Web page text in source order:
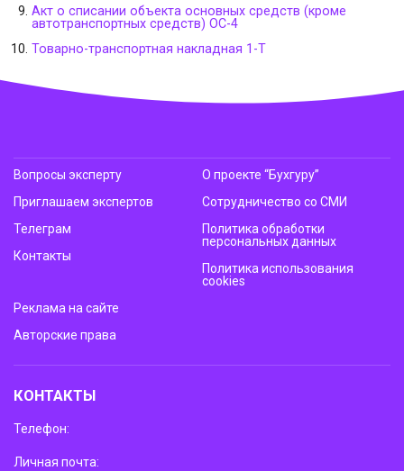
Акт о списании объекта основных средств (кроме
автотранспортных средств) ОС-4
Товарно-транспортная накладная 1-Т
Вопросы эксперту
Приглашаем экспертов
Телеграм
Контакты
О проекте “Бухгуру”
Сотрудничество со СМИ
Политика обработки
персональных данных
Политика использования
cookies
Реклама на сайте
Авторские права
КОНТАКТЫ
Телефон:
Личная почта: